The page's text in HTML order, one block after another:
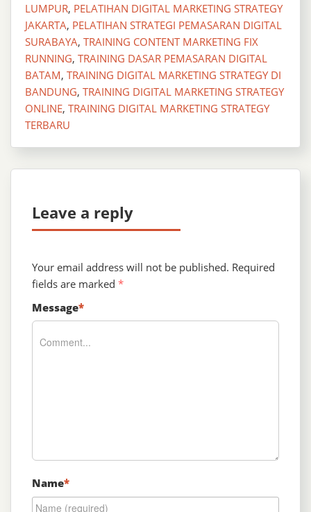
LUMPUR, PELATIHAN DIGITAL MARKETING STRATEGY
JAKARTA, PELATIHAN STRATEGI PEMASARAN DIGITAL
SURABAYA, TRAINING CONTENT MARKETING FIX
RUNNING, TRAINING DASAR PEMASARAN DIGITAL
BATAM, TRAINING DIGITAL MARKETING STRATEGY DI
BANDUNG, TRAINING DIGITAL MARKETING STRATEGY
ONLINE, TRAINING DIGITAL MARKETING STRATEGY
TERBARU
Leave a reply
Your email address will not be published. Required
fields are marked *
Message*
Name*